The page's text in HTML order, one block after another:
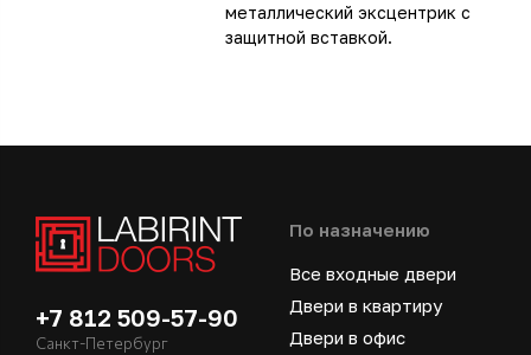
металлический эксцентрик с
защитной вставкой.
+7 812 509-57-90
Санкт-Петербург
По назначению
Все входные двери
Двери в квартиру
Двери в офис